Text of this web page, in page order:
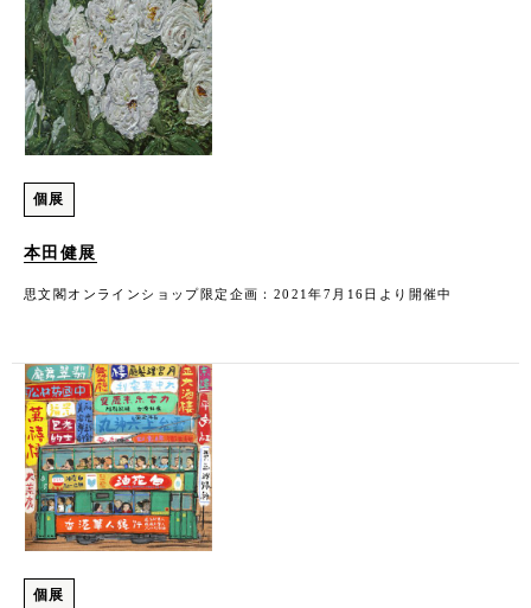
個展
本田健展
思文閣オンラインショップ限定企画：2021年7月16日より開催中
個展